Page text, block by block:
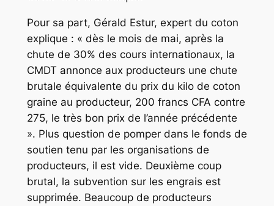
Pour sa part, Gérald Estur, expert du coton
explique : « dès le mois de mai, après la
chute de 30% des cours internationaux, la
CMDT annonce aux producteurs une chute
brutale équivalente du prix du kilo de coton
graine au producteur, 200 francs CFA contre
275, le très bon prix de l’année précédente
». Plus question de pomper dans le fonds de
soutien tenu par les organisations de
producteurs, il est vide. Deuxième coup
brutal, la subvention sur les engrais est
supprimée. Beaucoup de producteurs